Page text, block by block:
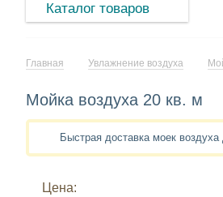
Каталог товаров
Главная Увлажнение воздуха
Мойка воздуха 20 кв. м
Быстрая доставка моек
Цена: